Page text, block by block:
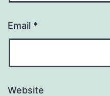
Email *
Website